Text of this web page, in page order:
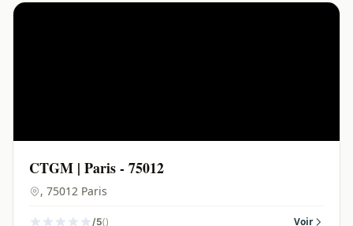
CTGM | Paris - 75012
, 75012 Paris
/5() Voir